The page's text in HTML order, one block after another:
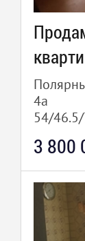
4а
54/
3 800